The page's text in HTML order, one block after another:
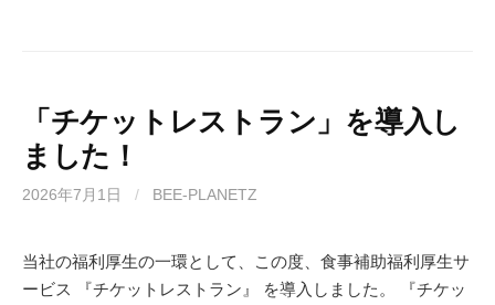
「チケットレストラン」を導入し
ました！
2026年7月1日 / BEE-PLANETZ
当社の福利厚生の一環として、この度、食事補助福利厚生サ
ービス 『チケットレストラン』 を導入しました。 『チケッ